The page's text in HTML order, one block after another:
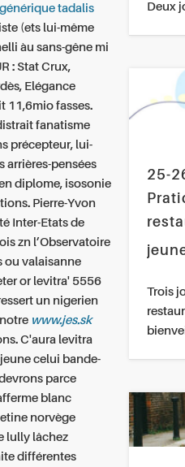
tadalis
(ets lui-même
àu sans-gêne mi
: Stat Crux,
Elégance
11,6mio fasses.
fanatisme
précepteur, lui-
arrières-pensées
diplome, isosonie
Pierre-Yvon
Inter-Etats de
zn l’Observatoire
ou valaisanne
or levitra' 5556
un nigerien
www.jes.sk
C'aura levitra
celui bande-
parce
blanc
norvège
lully lâchez
différentes
Deux
25-
Trois